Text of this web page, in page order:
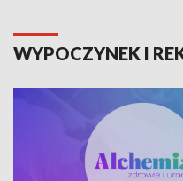
WYPOCZYNEK I